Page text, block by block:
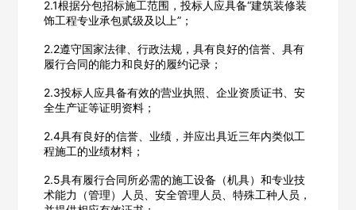
2.1根据分包招标施工范围，投标人应具备“建筑装修装
饰工程专业承包贰级及以上”；
2.2遵守国家法律、行政法规，具有良好的信誉、具有
履行合同的能力和良好的履约记录；
2.3投标人应具备有效的营业执照、企业资质证书、安
全生产证等证明资料；
2.4具有良好的信誉、业绩，并应出具近三年内类似工
程施工的业绩材料；
2.5具有履行合同所必需的施工设备（机具）和专业技
术能力（管理）人员、安全管理人员、特殊工种人员，
公司名称